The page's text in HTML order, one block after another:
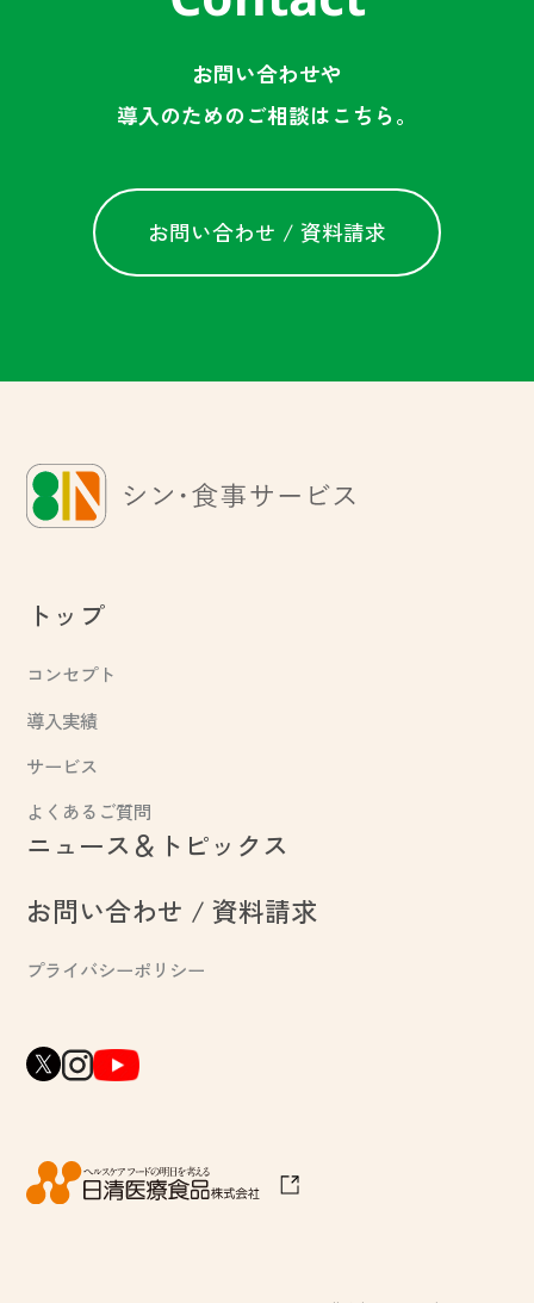
お問い合わせや
導入のためのご相談はこちら。
お問い合わせ / 資料請求
トップ
コンセプト
導入実績
サービス
よくあるご質問
ニュース＆トピックス
お問い合わせ / 資料請求
プライバシーポリシー